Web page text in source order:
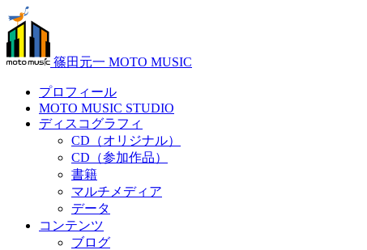
篠田元一 MOTO MUSIC
プロフィール
MOTO MUSIC STUDIO
ディスコグラフィ
CD（オリジナル）
CD（参加作品）
書籍
マルチメディア
データ
コンテンツ
ブログ